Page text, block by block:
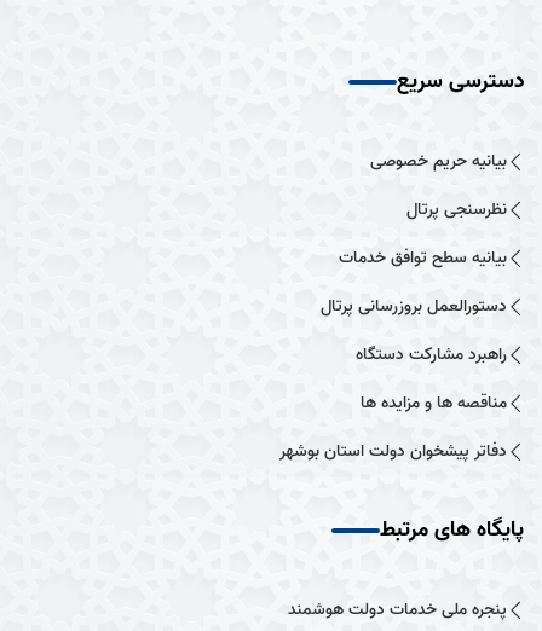
دسترسی سریع
بیانیه حریم خصوصی
نظرسنجی پرتال
بیانیه سطح توافق خدمات
دستورالعمل بروزرسانی پرتال
راهبرد مشارکت دستگاه
مناقصه ها و مزایده ها
دفاتر پیشخوان دولت استان بوشهر
پایگاه های مرتبط
پنجره ملی خدمات دولت هوشمند